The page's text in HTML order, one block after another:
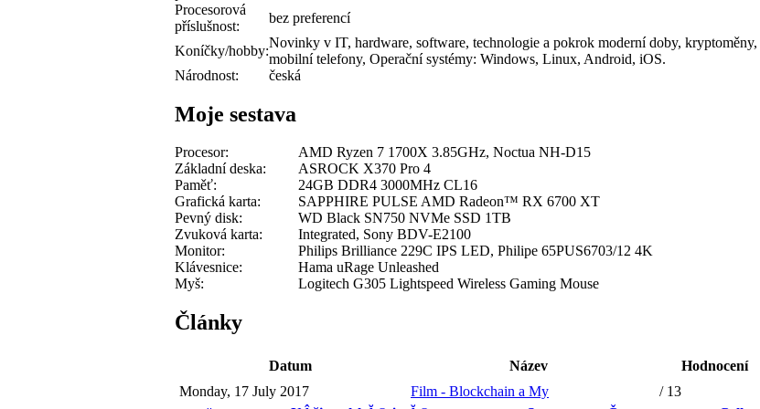
Procesorová
příslušnost:
bez preferencí
Koníčky/hobby:
Novinky v IT, hardware, software, technologie a pokrok moderní doby, kryptoměny,
mobilní telefony, Operační systémy: Windows, Linux, Android, iOS.
Národnost:
česká
Moje sestava
Procesor:
AMD Ryzen 7 1700X 3.85GHz, Noctua NH-D15
Základní deska:
ASROCK X370 Pro 4
Paměť:
24GB DDR4 3000MHz CL16
Grafická karta:
SAPPHIRE PULSE AMD Radeon™ RX 6700 XT
Pevný disk:
WD Black SN750 NVMe SSD 1TB
Zvuková karta:
Integrated, Sony BDV-E2100
Monitor:
Philips Brilliance 229C IPS LED, Philipe 65PUS6703/12 4K
Klávesnice:
Hama uRage Unleashed
Myš:
Logitech G305 Lightspeed Wireless Gaming Mouse
Články
Datum Název
Hodnocení
Monday, 17 July 2017
Film - Blockchain a My
/ 13